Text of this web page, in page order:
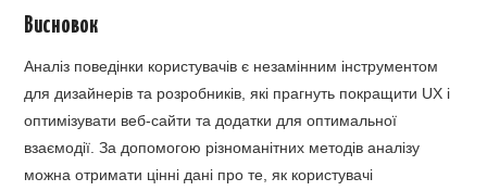
Висновок
Аналіз поведінки користувачів є незамінним інструментом
для дизайнерів та розробників, які прагнуть покращити UX і
оптимізувати веб-сайти та додатки для оптимальної
взаємодії. За допомогою різноманітних методів аналізу
можна отримати цінні дані про те, як користувачі